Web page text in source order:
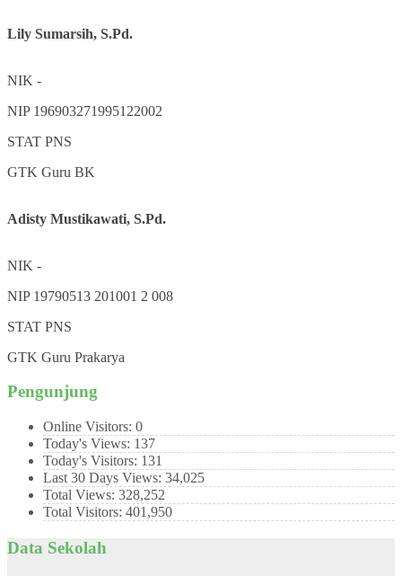
Lily Sumarsih, S.Pd.
NIK -
NIP 196903271995122002
STAT PNS
GTK Guru BK
Adisty Mustikawati, S.Pd.
NIK -
NIP 19790513 201001 2 008
STAT PNS
GTK Guru Prakarya
Pengunjung
Online Visitors: 0
Today's Views: 137
Today's Visitors: 131
Last 30 Days Views: 34,025
Total Views: 328,252
Total Visitors: 401,950
Data Sekolah